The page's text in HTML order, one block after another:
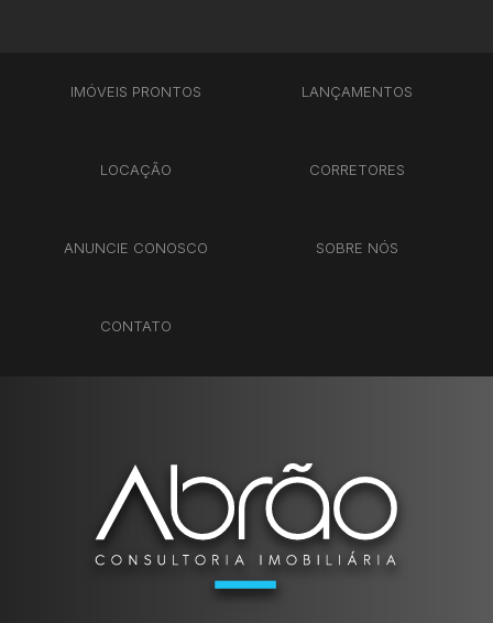
IMÓVEIS PRONTOS LANÇAMENTOS
LOCAÇÃO CORRETORES
ANUNCIE CONOSCO SOBRE NÓS
CONTATO